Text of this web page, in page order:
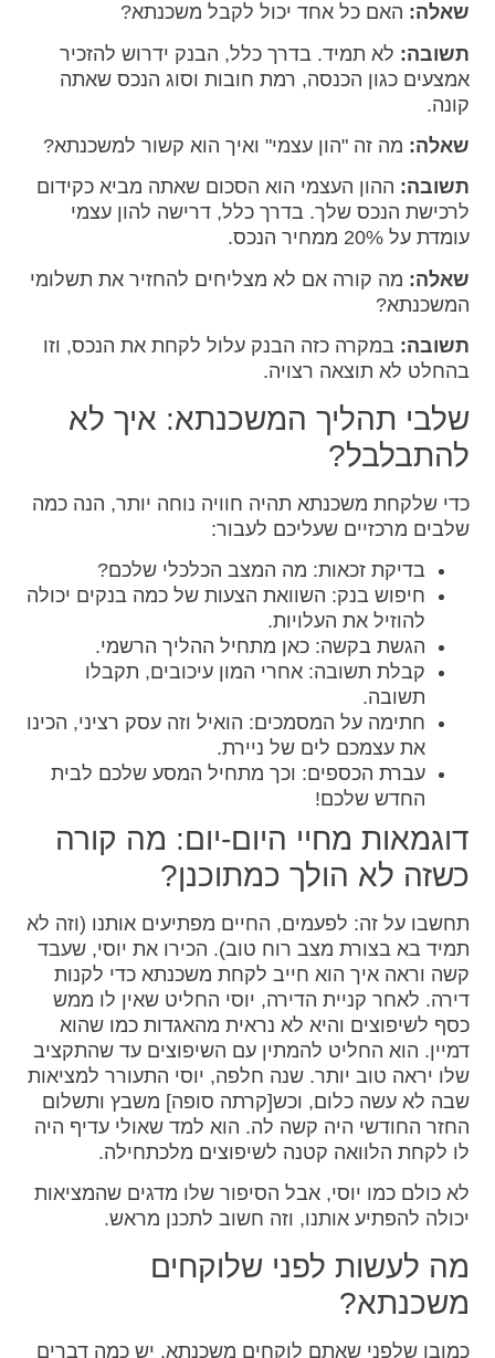
שאלה: האם כל אחד יכול לקבל משכנתא?
תשובה: לא תמיד. בדרך כלל, הבנק ידרוש להזכיר
אמצעים כגון הכנסה, רמת חובות וסוג הנכס שאתה
קונה.
שאלה: מה זה "הון עצמי" ואיך הוא קשור למשכנתא?
תשובה: ההון העצמי הוא הסכום שאתה מביא כקידום
לרכישת הנכס שלך. בדרך כלל, דרישה להון עצמי
עומדת על 20% ממחיר הנכס.
שאלה: מה קורה אם לא מצליחים להחזיר את תשלומי
המשכנתא?
תשובה: במקרה כזה הבנק עלול לקחת את הנכס, וזו
בהחלט לא תוצאה רצויה.
שלבי תהליך המשכנתא: איך לא
להתבלבל?
כדי שלקחת משכנתא תהיה חוויה נוחה יותר, הנה כמה
שלבים מרכזיים שעליכם לעבור:
בדיקת זכאות: מה המצב הכלכלי שלכם?
חיפוש בנק: השוואת הצעות של כמה בנקים יכולה
להוזיל את העלויות.
הגשת בקשה: כאן מתחיל ההליך הרשמי.
קבלת תשובה: אחרי המון עיכובים, תקבלו
תשובה.
חתימה על המסמכים: הואיל וזה עסק רציני, הכינו
את עצמכם לים של ניירת.
עברת הכספים: וכך מתחיל המסע שלכם לבית
החדש שלכם!
דוגמאות מחיי היום-יום: מה קורה
כשזה לא הולך כמתוכנן?
תחשבו על זה: לפעמים, החיים מפתיעים אותנו (וזה לא
תמיד בא בצורת מצב רוח טוב). הכירו את יוסי, שעבד
קשה וראה איך הוא חייב לקחת משכנתא כדי לקנות
דירה. לאחר קניית הדירה, יוסי החליט שאין לו ממש
כסף לשיפוצים והיא לא נראית מהאגדות כמו שהוא
דמיין. הוא החליט להמתין עם השיפוצים עד שהתקציב
שלו יראה טוב יותר. שנה חלפה, יוסי התעורר למציאות
שבה לא עשה כלום, וכש[קרתה סופה] משבץ ותשלום
החזר החודשי היה קשה לה. הוא למד שאולי עדיף היה
לו לקחת הלוואה קטנה לשיפוצים מלכתחילה.
לא כולם כמו יוסי, אבל הסיפור שלו מדגים שהמציאות
יכולה להפתיע אותנו, וזה חשוב לתכנן מראש.
מה לעשות לפני שלוקחים
משכנתא?
כמובן שלפני שאתם לוקחים משכנתא, יש כמה דברים